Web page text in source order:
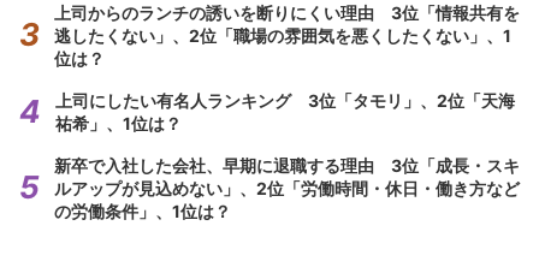
上司からのランチの誘いを断りにくい理由 3位「情報共有を
逃したくない」、2位「職場の雰囲気を悪くしたくない」、1
位は？
上司にしたい有名人ランキング 3位「タモリ」、2位「天海
祐希」、1位は？
新卒で入社した会社、早期に退職する理由 3位「成長・スキ
ルアップが見込めない」、2位「労働時間・休日・働き方など
の労働条件」、1位は？